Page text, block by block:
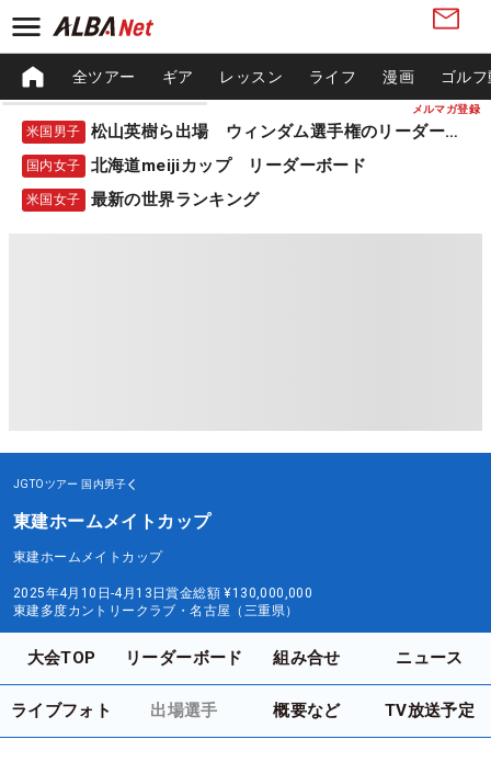
メルマガ登録
全ツアー ギア レッスン ライフ 漫画 ゴル
米国男子 松山英樹ら出場 ウィンダム選手権のリーダーボード
国内女子 北海道meijiカップ リーダーボード
米国女子 最新の世界ランキング
JGTOツアー 国内男子
東建ホームメイトカップ
東建ホームメイトカップ
2025年4月10日-4月13日賞金総額 ¥130,000,000
東建多度カントリークラブ・名古屋（三重県）
大会TOP リーダーボード 組み合せ ニュース
ライブフォト 出場選手 概要など TV放送予定